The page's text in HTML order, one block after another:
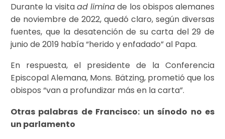
Durante la visitaad liminade los obispos alemanes
de noviembre de 2022, quedó claro, según diversas
fuentes, que la desatención de su carta del 29 de
junio de 2019 había “herido y enfadado” al Papa.
En respuesta, el presidente de la Conferencia
Episcopal Alemana, Mons. Bätzing, prometió que los
obispos “van a profundizar más en la carta”.
Otras palabras de Francisco: un sínodo no es
un parlamento